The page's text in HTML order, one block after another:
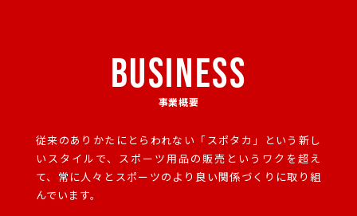
BUSINESS
事業概要
従来のありかたにとらわれない「スポタカ」という新し
いスタイルで、 スポーツ用品の販売というワクを超え
て、常に人々とスポーツのより良い関係づくりに取り組
んでいます。